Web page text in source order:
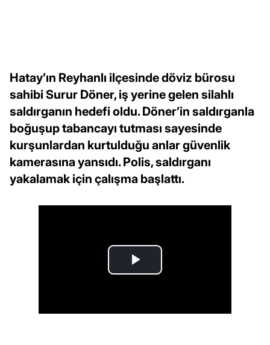
Hatay’ın Reyhanlı ilçesinde döviz bürosu
sahibi Surur Döner, iş yerine gelen silahlı
saldırganın hedefi oldu. Döner’in saldırganla
boğuşup tabancayı tutması sayesinde
kurşunlardan kurtulduğu anlar güvenlik
kamerasına yansıdı. Polis, saldırganı
yakalamak için çalışma başlattı.